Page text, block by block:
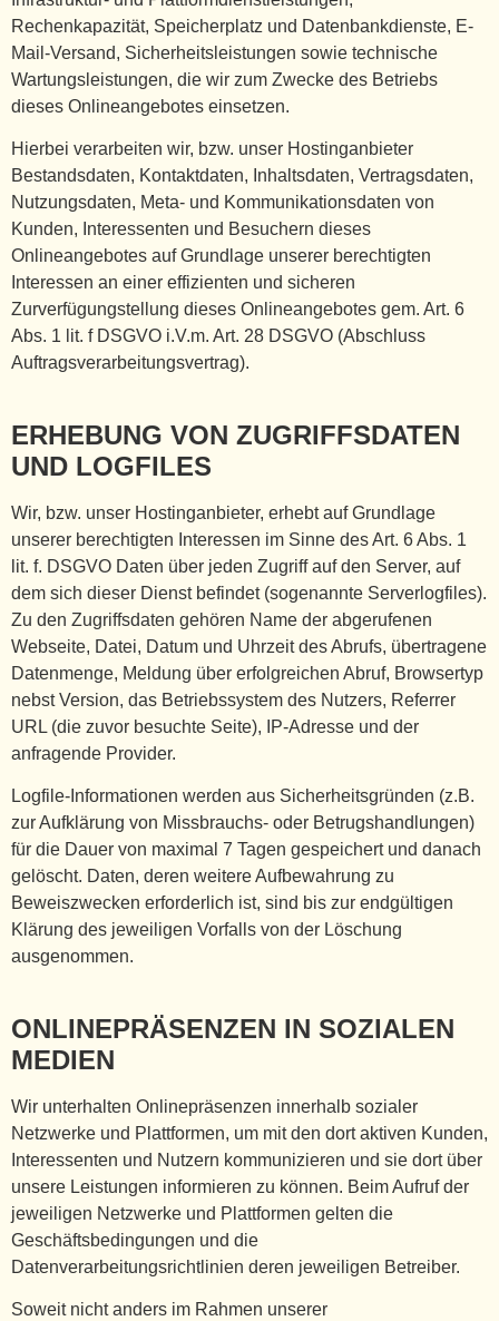
Rechenkapazität, Speicherplatz und Datenbankdienste, E-
Mail-Versand, Sicherheitsleistungen sowie technische
Wartungsleistungen, die wir zum Zwecke des Betriebs
dieses Onlineangebotes einsetzen.
Hierbei verarbeiten wir, bzw. unser Hostinganbieter
Bestandsdaten, Kontaktdaten, Inhaltsdaten, Vertragsdaten,
Nutzungsdaten, Meta- und Kommunikationsdaten von
Kunden, Interessenten und Besuchern dieses
Onlineangebotes auf Grundlage unserer berechtigten
Interessen an einer effizienten und sicheren
Zurverfügungstellung dieses Onlineangebotes gem. Art. 6
Abs. 1 lit. f DSGVO i.V.m. Art. 28 DSGVO (Abschluss
Auftragsverarbeitungsvertrag).
ERHEBUNG VON ZUGRIFFSDATEN
UND LOGFILES
Wir, bzw. unser Hostinganbieter, erhebt auf Grundlage
unserer berechtigten Interessen im Sinne des Art. 6 Abs. 1
lit. f. DSGVO Daten über jeden Zugriff auf den Server, auf
dem sich dieser Dienst befindet (sogenannte Serverlogfiles).
Zu den Zugriffsdaten gehören Name der abgerufenen
Webseite, Datei, Datum und Uhrzeit des Abrufs, übertragene
Datenmenge, Meldung über erfolgreichen Abruf, Browsertyp
nebst Version, das Betriebssystem des Nutzers, Referrer
URL (die zuvor besuchte Seite), IP-Adresse und der
anfragende Provider.
Logfile-Informationen werden aus Sicherheitsgründen (z.B.
zur Aufklärung von Missbrauchs- oder Betrugshandlungen)
für die Dauer von maximal 7 Tagen gespeichert und danach
gelöscht. Daten, deren weitere Aufbewahrung zu
Beweiszwecken erforderlich ist, sind bis zur endgültigen
Klärung des jeweiligen Vorfalls von der Löschung
ausgenommen.
ONLINEPRÄSENZEN IN SOZIALEN
MEDIEN
Wir unterhalten Onlinepräsenzen innerhalb sozialer
Netzwerke und Plattformen, um mit den dort aktiven Kunden,
Interessenten und Nutzern kommunizieren und sie dort über
unsere Leistungen informieren zu können. Beim Aufruf der
jeweiligen Netzwerke und Plattformen gelten die
Geschäftsbedingungen und die
Datenverarbeitungsrichtlinien deren jeweiligen Betreiber.
Soweit nicht anders im Rahmen unserer